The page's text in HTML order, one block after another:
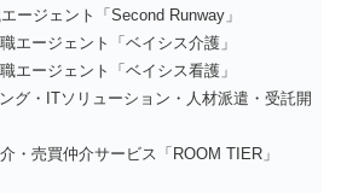
ージェント「Second Runway」
エージェント「ベイシス介護」
エージェント「ベイシス看護」
グ・ITソリューション・人材派遣・受託開
・売買仲介サービス「ROOM TIER」